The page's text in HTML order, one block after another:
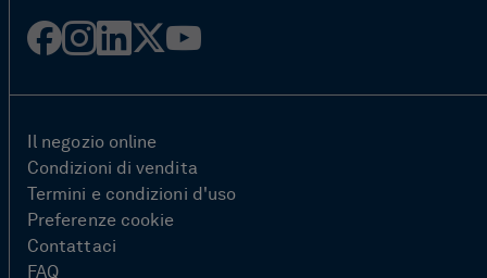
Facebook
Instagram
LinkedIn
Twitter
YouTube
Il negozio online
Condizioni di vendita
Termini e condizioni d'uso
Preferenze cookie
Contattaci
FAQ